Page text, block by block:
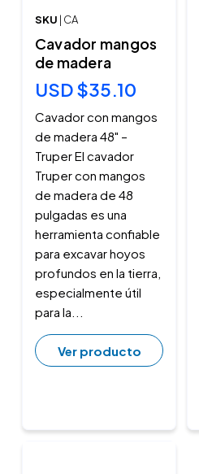
SKU | CA
Cavador mangos
de madera
USD $35.10
Cavador con mangos
de madera 48" –
Truper El cavador
Truper con mangos
de madera de 48
pulgadas es una
herramienta confiable
para excavar hoyos
profundos en la tierra,
especialmente útil
para la...
Ver producto